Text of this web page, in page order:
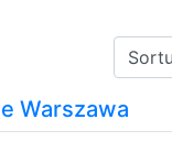
Sortuj:
Warszawa